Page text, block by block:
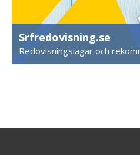
Srfredovisning.se
Redovisningslagar och